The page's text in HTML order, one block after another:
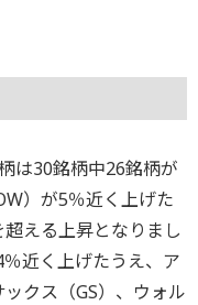
は30銘柄中26銘柄が
）が5％近く上げた
える上昇となりまし
近く上げたうえ、ア
クス（GS）、ウォル